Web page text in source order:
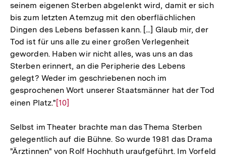
seinem eigenen Sterben abgelenkt wird, damit er sich
bis zum letzten Atemzug mit den oberflächlichen
Dingen des Lebens befassen kann. [...] Glaub mir, der
Tod ist für uns alle zu einer großen Verlegenheit
geworden. Haben wir nicht alles, was uns an das
Sterben erinnert, an die Peripherie des Lebens
gelegt? Weder im geschriebenen noch im
gesprochenen Wort unserer Staatsmänner hat der Tod
einen Platz."Zur
der
Fußnote
[10]
Selbst im Theater brachte man das Thema Sterben
gelegentlich auf die Bühne. So wurde 1981 das Drama
"Ärztinnen" von Rolf Hochhuth uraufgeführt. Im Vorfeld